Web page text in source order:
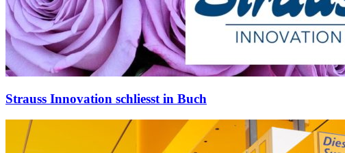
Strauss Innovation schliesst in Buch